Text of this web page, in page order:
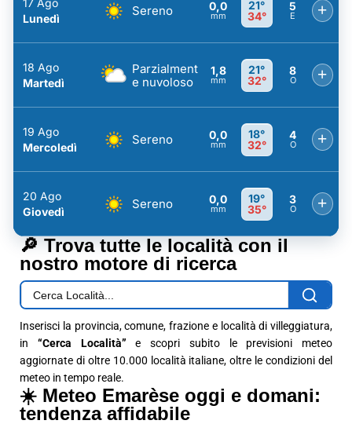
17 Ago
Lunedì
Sereno 0,0
mm
21°
34°
5
E +
18 Ago
Martedì
Parzialment
e nuvoloso
1,8
mm
21°
32°
8
O +
19 Ago
Mercoledì
Sereno 0,0
mm
18°
32°
4
O +
20 Ago
Giovedì
Sereno 0,0
mm
19°
35°
3
O +
🔎 Trova tutte le località con il
nostro motore di ricerca
Inserisci la provincia, comune, frazione e località di villeggiatura,
in “Cerca Località” e scopri subito le previsioni meteo
aggiornate di oltre 10.000 località italiane, oltre le condizioni del
meteo in tempo reale.
☀️ Meteo Emarèse oggi e domani:
tendenza affidabile